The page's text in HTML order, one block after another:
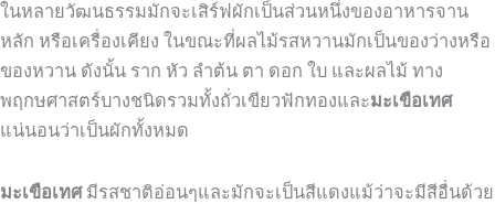
ในหลายวัฒนธรรมมักจะเสิร์ฟผักเป็นส่วนหนึ่งของอาหารจาน
หลัก หรือเครื่องเคียง ในขณะที่ผลไม้รสหวานมักเป็นของว่างหรือ
ของหวาน ดังนั้น ราก หัว ลำต้น ตา ดอก ใบ และผลไม้ ทาง
พฤกษศาสตร์บางชนิดรวมทั้งถั่วเขียวฟักทองและมะเขือเทศ
แน่นอนว่าเป็นผักทั้งหมด
มะเขือเทศ มีรสชาติอ่อนๆและมักจะเป็นสีแดงแม้ว่าจะมีสีอื่นด้วย